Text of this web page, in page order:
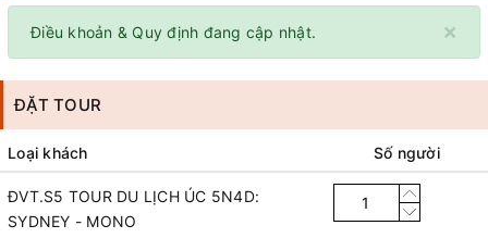
×
Điều khoản & Quy định đang cập nhật.
ĐẶT TOUR
Loại khách Số người
ĐVT.S5 TOUR DU LỊCH ÚC 5N4D:
SYDNEY - MONO